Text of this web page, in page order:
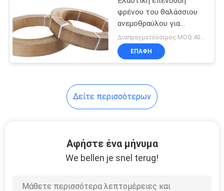
φρένου του θαλάσσιου
ανεμοθραύλου για
μηχανή τρυπάνισης
πηγών
Διαπραγματεύσιμος MOQ:400 ΚΛ
ΕΠΑΦΉ
Δείτε περισσότερων
Αφήστε ένα μήνυμα
We bellen je snel terug!